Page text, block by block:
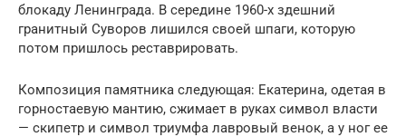
блокаду Ленинграда. В середине 1960-х здешний
гранитный Суворов лишился своей шпаги, которую
потом пришлось реставрировать.
Композиция памятника следующая: Екатерина, одетая в
горностаевую мантию, сжимает в руках символ власти
— скипетр и символ триумфа лавровый венок, а у ног ее